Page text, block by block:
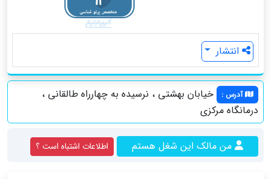
انتشار
آدرس :
خيابان بهشتي ، نرسیده به چهارراه طالقانی ،
درمانگاه مركزی
من مالک این شغل هستم اطلاعات اشتباه است ؟